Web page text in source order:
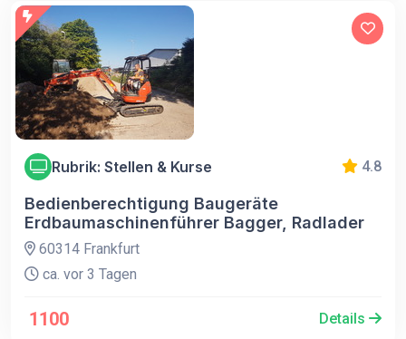
Rubrik: Stellen & Kurse 4.8
Bedienberechtigung Baugeräte
Erdbaumaschinenführer Bagger, Radlader
60314 Frankfurt
ca. vor 3 Tagen
1100 Details